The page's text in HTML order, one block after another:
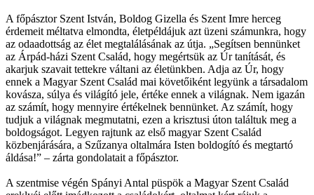
A főpásztor Szent István, Boldog Gizella és Szent Imre herceg
érdemeit méltatva elmondta, életpéldájuk azt üzeni számunkra, hogy
az odaadottság az élet megtalálásának az útja. „Segítsen bennünket
az Árpád-házi Szent Család, hogy megértsük az Úr tanítását, és
akarjuk szavait tettekre váltani az életünkben. Adja az Úr, hogy
ennek a Magyar Szent Család mai követőiként legyünk a társadalom
kovásza, súlya és világító jele, értéke ennek a világnak. Nem igazán
az számít, hogy mennyire értékelnek bennünket. Az számít, hogy
tudjuk a világnak megmutatni, ezen a krisztusi úton találtuk meg a
boldogságot. Legyen rajtunk az első magyar Szent Család
közbenjárására, a Szűzanya oltalmára Isten boldogító és megtartó
áldása!” – zárta gondolatait a főpásztor.
A szentmise végén Spányi Antal püspök a Magyar Szent Család